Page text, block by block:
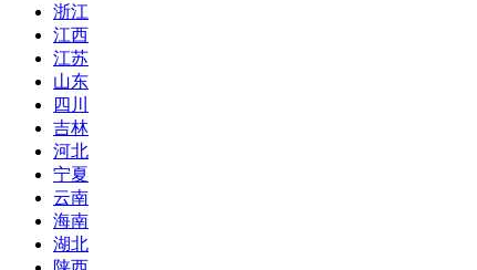
浙江
江西
江苏
山东
四川
吉林
河北
宁夏
云南
海南
湖北